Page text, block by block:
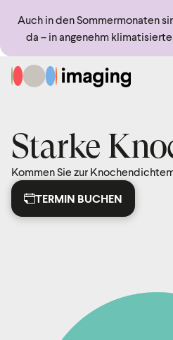
Auch in den Sommermonaten
da – in angenehm
Sprungmarken
Zur Startseite
Starke
Kommen Sie zur
TERMIN BUCHEN